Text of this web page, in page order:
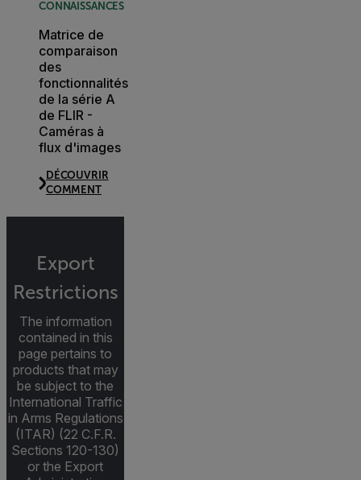
CONNAISSANCES
Matrice de
comparaison
des
fonctionnalités
de la série A
de FLIR -
Caméras à
flux d'images
DÉCOUVRIR
COMMENT
Export
Restrictions
The information
contained in this
page pertains to
products that may
be subject to the
International Traffic
in Arms Regulations
(ITAR) (22 C.F.R.
Sections 120-130)
or the Export